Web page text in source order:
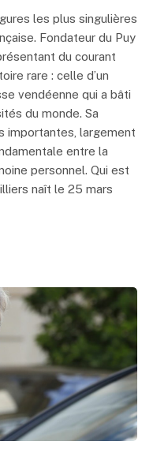
les plus singulières
Fondateur du Puy
du courant
rare : celle d’un
vendéenne qui a bâti
du monde. Sa
importantes, largement
entre la
personnel. Qui est
naît le 25 mars